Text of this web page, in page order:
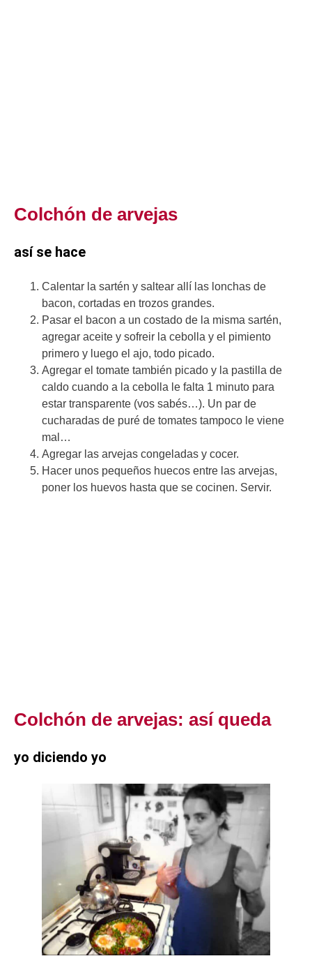
Colchón de arvejas
así se hace
Calentar la sartén y saltear allí las lonchas de
bacon, cortadas en trozos grandes.
Pasar el bacon a un costado de la misma sartén,
agregar aceite y sofreir la cebolla y el pimiento
primero y luego el ajo, todo picado.
Agregar el tomate también picado y la pastilla de
caldo cuando a la cebolla le falta 1 minuto para
estar transparente (vos sabés…). Un par de
cucharadas de puré de tomates tampoco le viene
mal…
Agregar las arvejas congeladas y cocer.
Hacer unos pequeños huecos entre las arvejas,
poner los huevos hasta que se cocinen. Servir.
Colchón de arvejas: así queda
yo diciendo yo